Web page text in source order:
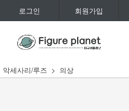
로그인 회원가입
악세사리/루즈 의상